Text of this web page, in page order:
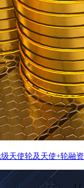
天使轮及天使+轮融资